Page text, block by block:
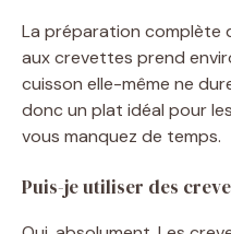
La préparation
aux crevettes prend
cuisson elle-même ne
donc un plat idéal pour
vous manquez de temps.
Puis-je utiliser des